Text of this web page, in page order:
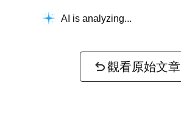
AI is analyzing...
觀看原始文章